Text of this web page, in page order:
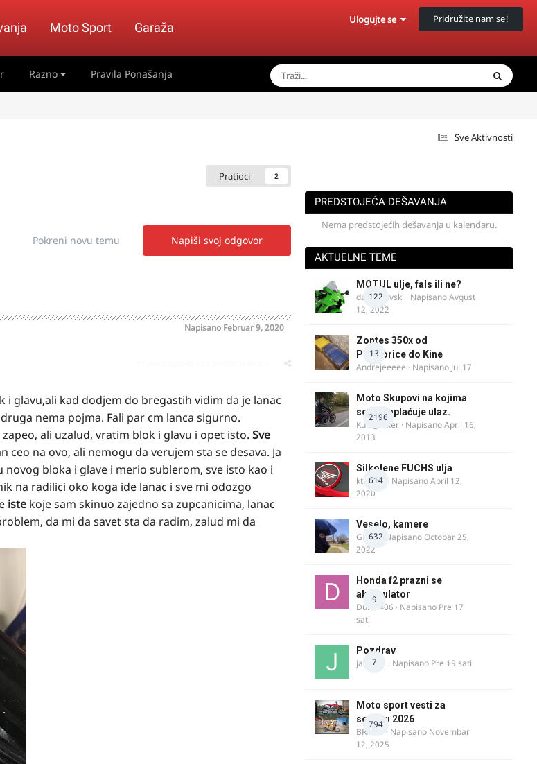
Moto Sport Garaža
Ulogujte se Pridružite nam se!
Razno Pravila Ponašanja
Sve Aktivnosti
Pratioci 2
Napiši svoj odgovor
Pokreni novu temu
Napisano Februar 9, 2020
i glavu,ali kad dodjem do bregastih vidim da je lanac
nema pojma. Fali par cm lanca sigurno.
ali uzalud, vratim blok i glavu i opet isto. Sve
na ovo, ali nemogu da verujem sta se desava. Ja
bloka i glave i merio sublerom, sve isto kao i
na radilici oko koga ide lanac i sve mi odozgo
iste koje sam skinuo zajedno sa zupcanicima, lanac
da mi da savet sta da radim, zalud mi da
PREDSTOJEĆA DEŠAVANJA
Nema predstojećih dešavanja u kalendaru.
AKTUELNE TEME
122
MOTUL ulje, fals ili ne?
dalipopovski · NapisanoAvgust
12, 2022
13
Zontes 350x od
Podgorice do Kine
Andrejeeeee · Napisano Jul 17
2196
Moto Skupovi na kojima
se ne naplaćuje ulaz.
Kum_Mixer · NapisanoApril 16,
2013
614
Silkolene FUCHS ulja
ktm600 · NapisanoApril 12,
2020
632
Veselo, kamere
GR 46· NapisanoOctobar 25,
2022
9
Honda f2 prazni se
akomulator
Dule1406 · Napisano Pre 17
sati
7
Pozdrav
jasminc · Napisano Pre 19 sati
794
Moto sport vesti za
sezonu 2026
BRACO · Napisano Novembar
12, 2025